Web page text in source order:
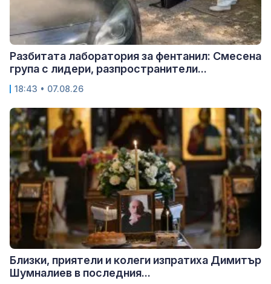
Разбитата лаборатория за фентанил: Смесена
група с лидери, разпространители...
18:43 • 07.08.26
Близки, приятели и колеги изпратиха Димитър
Шумналиев в последния...